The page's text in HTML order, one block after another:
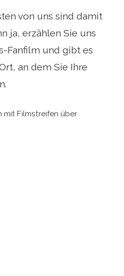
von uns sind damit
ja, erzählen Sie uns
Fanfilm und gibt es
an dem Sie Ihre
mit Filmstreifen über